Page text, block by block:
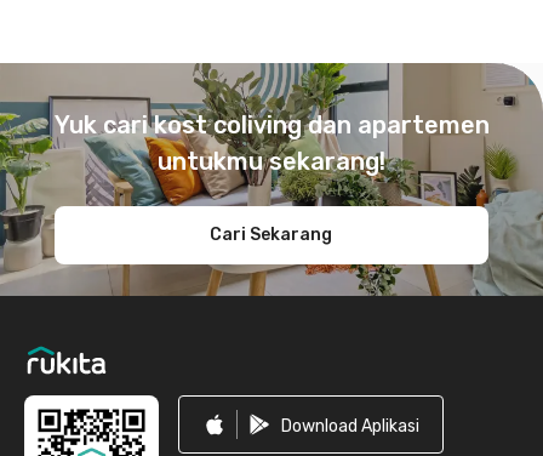
Yuk cari kost coliving dan apartemen
untukmu sekarang!
Cari Sekarang
Download Aplikasi